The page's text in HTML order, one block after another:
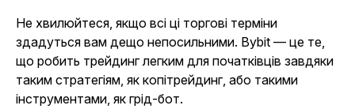
Не хвилюйтеся, якщо всі ці торгові терміни
здадуться вам дещо непосильними. Bybit — це те,
що робить трейдинг легким для початківців завдяки
таким стратегіям, як копітрейдинг, або такими
інструментами, як грід-бот.